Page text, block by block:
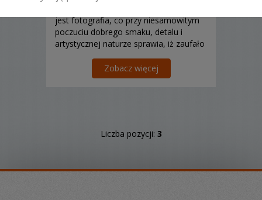
jest fotografia, co przy niesamowitym
poczuciu dobrego smaku, detalu i
artystycznej naturze sprawia, iż zaufało
informatyk, grafik, zajmuje się
multimediami i cyberbezpieczeństwem
Zobacz więcej
Liczba pozycji: 3